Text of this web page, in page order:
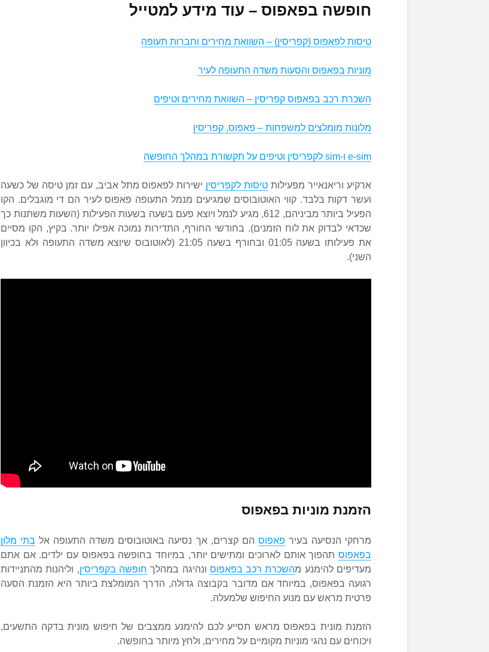
חופשה בפאפוס – עוד מידע למטייל
טיסות לפאפוס (קפריסין) – השוואת מחירים וחברות תעופה
מוניות בפאפוס והסעות משדה התעופה לעיר
השכרת רכב בפאפוס קפריסין – השוואת מחירים וטיפים
מלונות מומלצים למשפחות – פאפוס, קפריסין
e-sim ו-sim לקפריסין וטיפים על תקשורת במהלך החופשה
ארקיע וריאנאייר מפעילות טיסות לקפריסין ישירות לפאפוס מתל אביב, עם זמן טיסה של כשעה
ועשר דקות בלבד. קווי האוטובוסים שמגיעים מנמל התעופה פאפוס לעיר הם די מוגבלים. הקו
הפעיל ביותר מביניהם, 612, מגיע לנמל ויוצא פעם בשעה בשעות הפעילות (השעות משתנות כך
שכדאי לבדוק את לוח הזמנים). בחודשי החורף, התדירות נמוכה אפילו יותר. בקיץ, הקו מסיים
את פעילותו בשעה 01:05 ובחורף בשעה 21:05 (לאוטובוס שיוצא משדה התעופה ולא בכיוון
השני).
הזמנת מוניות בפאפוס
מרחקי הנסיעה בעיר פאפוס הם קצרים, אך נסיעה באוטובוסים משדה התעופה אל בתי מלון
בפאפוס תהפוך אותם לארוכים ומתישים יותר, במיוחד בחופשה בפאפוס עם ילדים. אם אתם
מעדיפים להימנע מהשכרת רכב בפאפוס ונהיגה במהלך חופשה בקפריסין, וליהנות מהתניידות
רגועה בפאפוס, במיוחד אם מדובר בקבוצה גדולה, הדרך המומלצת ביותר היא הזמנת הסעה
פרטית מראש עם מנוע החיפוש שלמעלה.
הזמנת מונית בפאפוס מראש תסייע לכם להימנע ממצבים של חיפוש מונית בדקה התשעים,
ויכוחים עם נהגי מוניות מקומיים על מחירים, ולחץ מיותר בחופשה.